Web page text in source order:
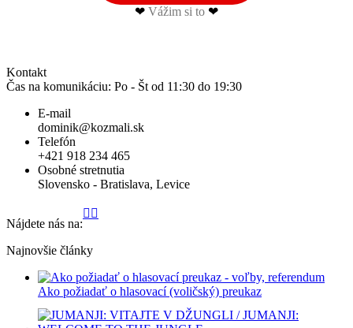
❤ Vážim si to ❤
Kontakt
Čas na komunikáciu: Po - Št od 11:30 do 19:30
E-mail
dominik@kozmali.sk
Telefón
+421 918 234 465
Osobné stretnutia
Slovensko - Bratislava, Levice
Nájdete nás na:
Stránka
otvorí
novom
okne
novom
okne
Stránka
otvorí
novom
okne
Stránka
otvorí
novom
okne
novom
okne
Stránka
otvorí
novom
okne
Stránka
otvorí
novom
okne
novom
okne
Stránka
otvorí
novom
okne
novom
okne
Najnovšie články
Ako požiadať o hlasovací (voličský) preukaz